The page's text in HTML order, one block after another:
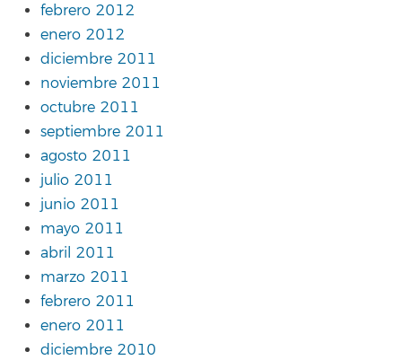
febrero 2012
enero 2012
diciembre 2011
noviembre 2011
octubre 2011
septiembre 2011
agosto 2011
julio 2011
junio 2011
mayo 2011
abril 2011
marzo 2011
febrero 2011
enero 2011
diciembre 2010